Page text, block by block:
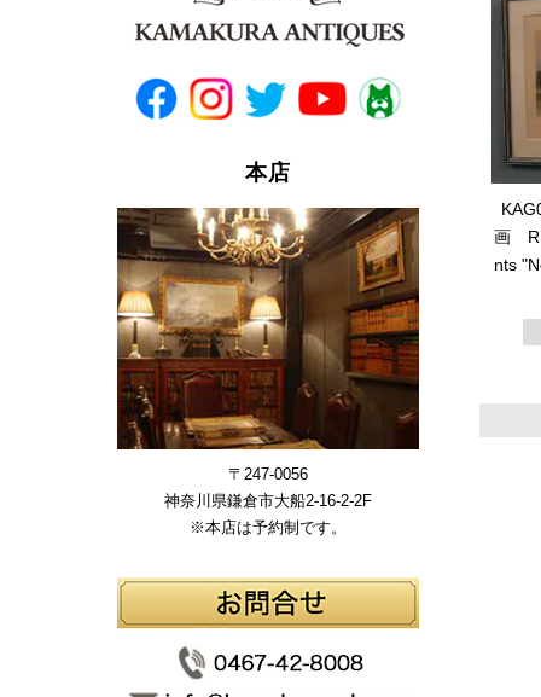
本店
〒247-0056
神奈川県鎌倉市大船2-16-2-2F
※本店は予約制です。
画
nts